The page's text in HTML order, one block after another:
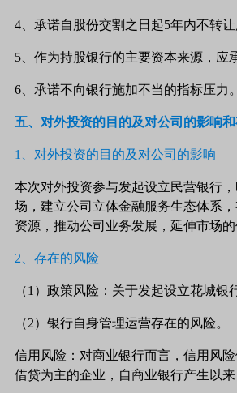
4、承诺自股份交割之日起5年内不转
5、作为持股银行的主要资本来源，应
6、承诺不向银行施加不当的指标压力。
五、对外投资的目的及对公司的影响
1、对外投资的目的及对公司的影响
本次对外投资参与发起设立民营银行
场，建立公司立体金融服务生态体系
资源，推动公司业务发展，延伸市场
2、存在的风险
（1）政策风险：关于发起设立花城
（2）银行自身管理运营存在的风险。
信用风险：对商业银行而言，信用风
借贷为主的企业，自商业银行产生以